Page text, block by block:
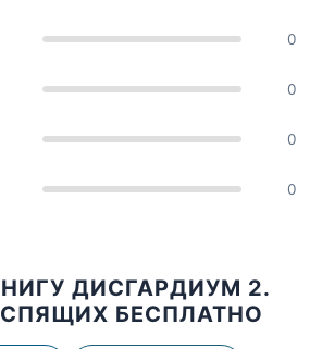
0
0
0
0
ДИСГАРДИУМ 2.
БЕСПЛАТНО